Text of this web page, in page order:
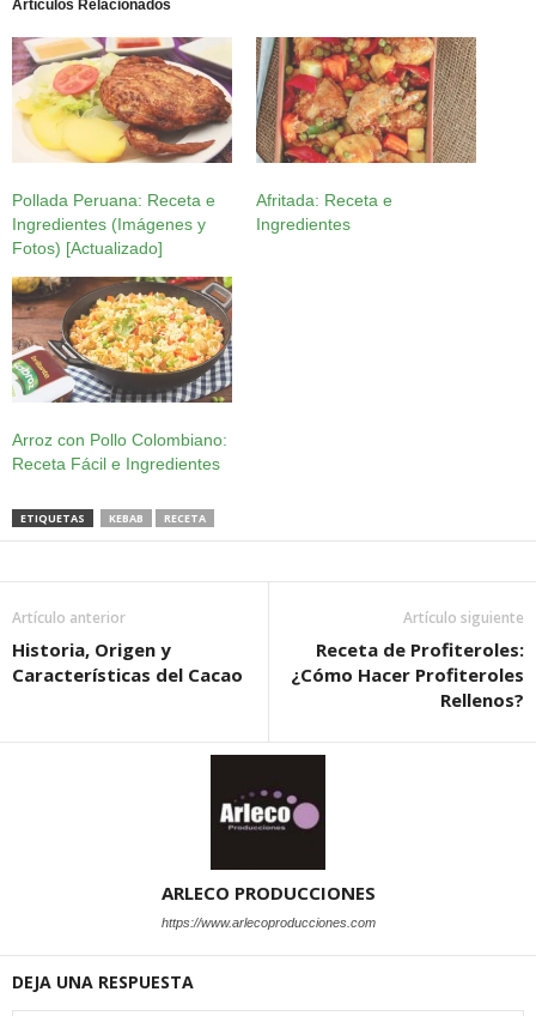
Artículos Relacionados
Pollada Peruana: Receta e
Ingredientes (Imágenes y
Fotos) [Actualizado]
Afritada: Receta e
Ingredientes
Arroz con Pollo Colombiano:
Receta Fácil e Ingredientes
ETIQUETAS KEBAB RECETA
Artículo anterior
Historia, Origen y
Características del Cacao
Artículo siguiente
Receta de Profiteroles:
¿Cómo Hacer Profiteroles
Rellenos?
ARLECO PRODUCCIONES
https://www.arlecoproducciones.com
DEJA UNA RESPUESTA